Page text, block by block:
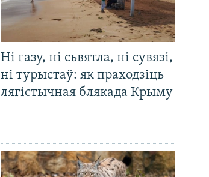
Ні газу, ні сьвятла, ні сувязі,
ні турыстаў: як праходзіць
лягістычная блякада Крыму